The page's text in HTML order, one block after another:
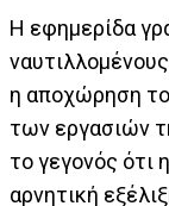
Η εφημερίδα
η αποχώρηση
των εργασιών
το γεγονός ότι
αρνητική